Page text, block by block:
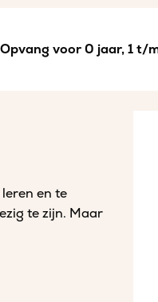
Opvang voor 0 jaar, 1 t/
en te
te zijn. Maar